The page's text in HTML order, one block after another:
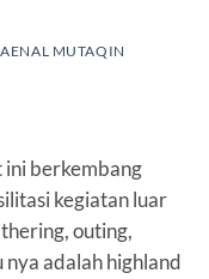
MUTAQIN
ini berkembang
kegiatan luar
outing,
adalah highland